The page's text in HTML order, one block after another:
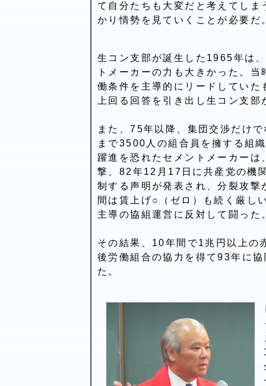
て自分たちも大変だと考えてし
かり情勢を見ていくことが必要だ
生コン支部が誕生した1965年は
トメーカーの力も大きかった。
働条件を主導的にリードしてい
上回る回答を引き出し生コン支
また、75年以降、集団交渉だけ
まで3500人の組合員を擁する組
躍進を恐れたセメントメーカー
撃、82年12月17日に共産党の機
制する声明が発表され、分裂攻
間は賃上げ○（ゼロ）も続く厳し
主導の協組運営に反対して闘った
その結果、10年間で1兆円以上の
後労働組合の協力を得て93年に
た。